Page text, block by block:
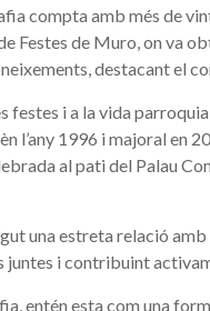
compta amb més de
Festes de Muro, on va
destacant el
festes i a la vida
l’any 1996 i majoral en
al pati del Palau
una estreta relació
i contribuint
entén esta com una